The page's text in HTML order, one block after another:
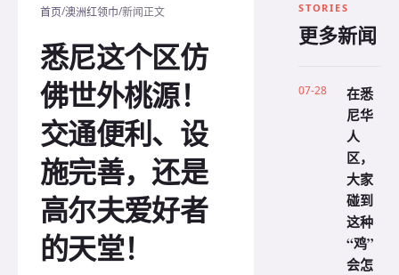
首页/澳洲红领巾/新闻正文
悉尼这个区仿
佛世外桃源！
交通便利、设
施完善，还是
高尔夫爱好者
的天堂！
STORIES
更多新闻
07-28
在悉
尼华
人
区，
大家
碰到
这种
“鸡”
会怎